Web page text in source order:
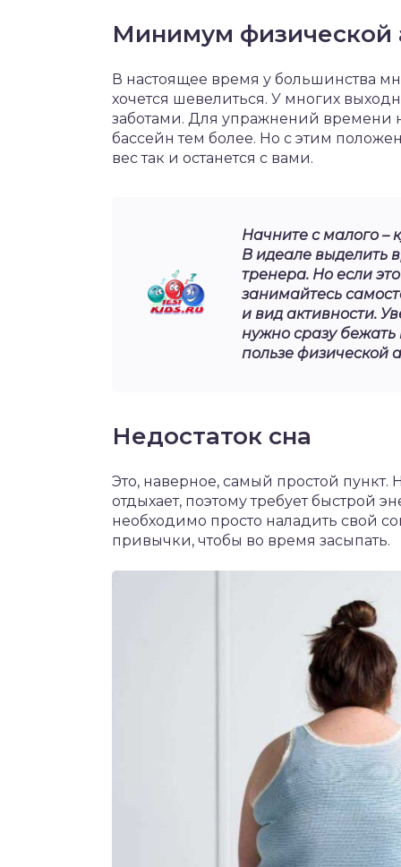
Минимум физической
В настоящее время у большинства
хочется шевелиться. У многих
заботами. Для упражнений времени
бассейн тем более. Но с этим
вес так и останется с вами.
Начните с малого –
В идеале выделить
тренера. Но если
занимайтесь
и вид активности.
нужно сразу бежать
пользе физической
Недостаток сна
Это, наверное, самый простой пункт.
отдыхает, поэтому требует быстрой
необходимо просто наладить свой
привычки, чтобы во время засыпать.